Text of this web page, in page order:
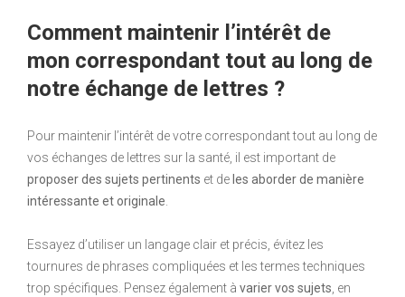
Comment maintenir l’intérêt de
mon correspondant tout au long de
notre échange de lettres ?
Pour maintenir l’intérêt de votre correspondant tout au long de
vos échanges de lettres sur la santé, il est important de
proposer des sujets pertinents et de les aborder de manière
intéressante et originale
Essayez d’utiliser un langage clair et précis, évitez les
tournures de phrases compliquées et les termes techniques
trop spécifiques. Pensez également à varier vos sujets , en